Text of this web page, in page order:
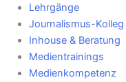
Lehrgänge
Journalismus-Kolleg
Inhouse & Beratung
Medientrainings
Medienkompetenz